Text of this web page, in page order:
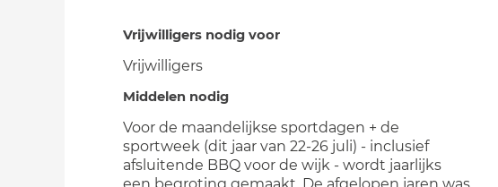
Vrijwilligers nodig voor
Vrijwilligers
Middelen nodig
Voor de maandelijkse sportdagen + de
sportweek (dit jaar van 22-26 juli) - inclusief
afsluitende BBQ voor de wijk - wordt jaarlijks